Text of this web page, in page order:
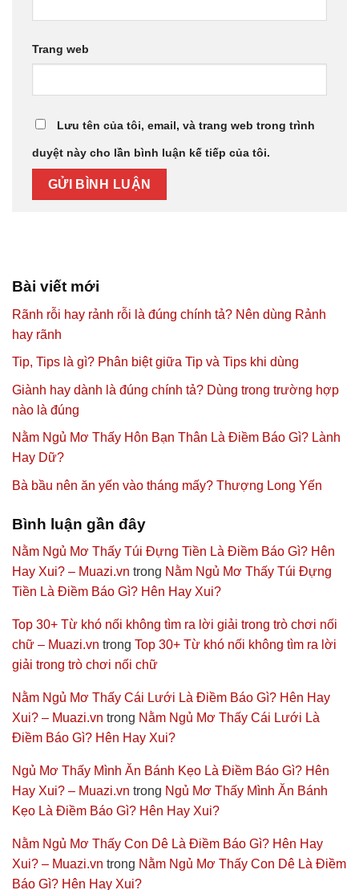
Trang web
Lưu tên của tôi, email, và trang web trong trình
duyệt này cho lần bình luận kế tiếp của tôi.
Bài viết mới
Rãnh rỗi hay rảnh rỗi là đúng chính tả? Nên dùng Rảnh
hay rãnh
Tip, Tips là gì? Phân biệt giữa Tip và Tips khi dùng
Giành hay dành là đúng chính tả? Dùng trong trường hợp
nào là đúng
Nằm Ngủ Mơ Thấy Hôn Bạn Thân Là Điềm Báo Gì? Lành
Hay Dữ?
Bà bầu nên ăn yến vào tháng mấy? Thượng Long Yến
Bình luận gần đây
Nằm Ngủ Mơ Thấy Túi Đựng Tiền Là Điềm Báo Gì? Hên
Hay Xui? – Muazi.vn trong Nằm Ngủ Mơ Thấy Túi Đựng
Tiền Là Điềm Báo Gì? Hên Hay Xui?
Top 30+ Từ khó nối không tìm ra lời giải trong trò chơi nối
chữ – Muazi.vn trong Top 30+ Từ khó nối không tìm ra lời
giải trong trò chơi nối chữ
Nằm Ngủ Mơ Thấy Cái Lưới Là Điềm Báo Gì? Hên Hay
Xui? – Muazi.vn trong Nằm Ngủ Mơ Thấy Cái Lưới Là
Điềm Báo Gì? Hên Hay Xui?
Ngủ Mơ Thấy Mình Ăn Bánh Kẹo Là Điềm Báo Gì? Hên
Hay Xui? – Muazi.vn trong Ngủ Mơ Thấy Mình Ăn Bánh
Kẹo Là Điềm Báo Gì? Hên Hay Xui?
Nằm Ngủ Mơ Thấy Con Dê Là Điềm Báo Gì? Hên Hay
Xui? – Muazi.vn trong Nằm Ngủ Mơ Thấy Con Dê Là Điềm
Báo Gì? Hên Hay Xui?